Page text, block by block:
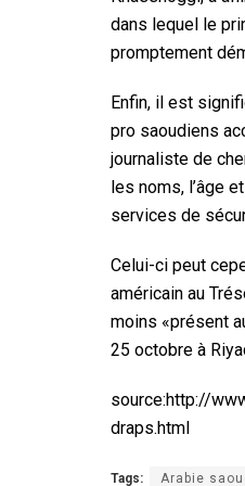
dans lequel le
promptement
Enfin, il est
pro saoudiens
journaliste de
les noms, l’âge
services de
Celui-ci peut
américain au
moins «présent
25 octobre à
source:http://
draps.html
Tags: Arabie